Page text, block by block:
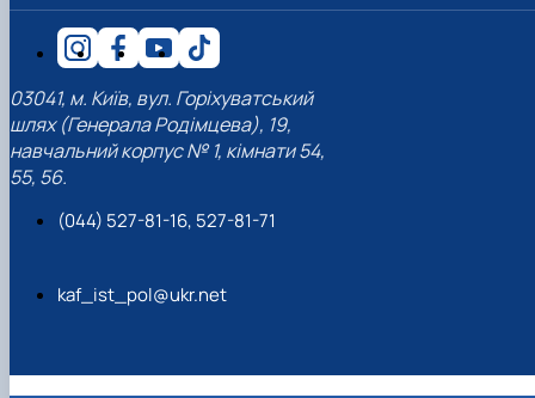
03041, м. Київ, вул. Горіхуватський
шлях (Генерала Родімцева), 19,
навчальний корпус № 1, кімнати 54,
55, 56.
(044) 527-81-16, 527-81-71
kaf_ist_pol@ukr.net